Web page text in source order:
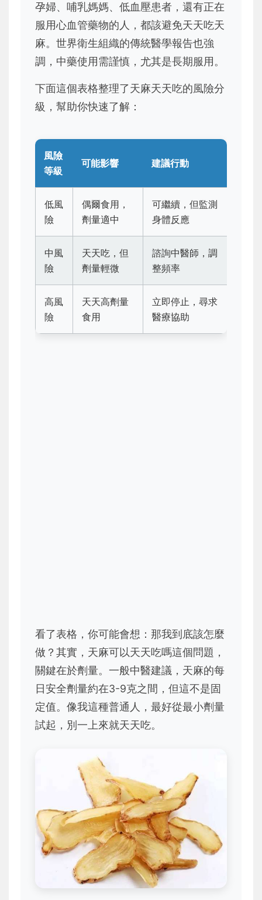
孕婦、哺乳媽媽、低血壓患者，還有正在
服用心血管藥物的人，都該避免天天吃天
麻。世界衛生組織的傳統醫學報告也強
調，中藥使用需謹慎，尤其是長期服用。
下面這個表格整理了天麻天天吃的風險分
級，幫助你快速了解：
風險
等級
可能影響 建議行動
低風
險
偶爾食用，
劑量適中
可繼續，但監測
身體反應
中風
險
天天吃，但
劑量輕微
諮詢中醫師，調
整頻率
高風
險
天天高劑量
食用
立即停止，尋求
醫療協助
看了表格，你可能會想：那我到底該怎麼
做？其實，天麻可以天天吃嗎這個問題，
關鍵在於劑量。一般中醫建議，天麻的每
日安全劑量約在3-9克之間，但這不是固
定值。像我這種普通人，最好從最小劑量
試起，別一上來就天天吃。